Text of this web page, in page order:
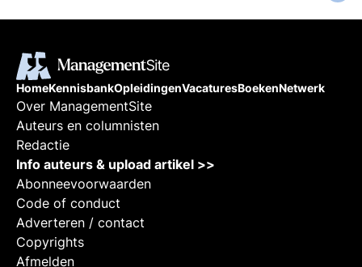
HomeKennisbankOpleidingenVacaturesBoekenNetwerk
Over ManagementSite
Auteurs en columnisten
Redactie
Info auteurs & upload artikel >>
Abonneevoorwaarden
Code of conduct
Adverteren / contact
Copyrights
Afmelden